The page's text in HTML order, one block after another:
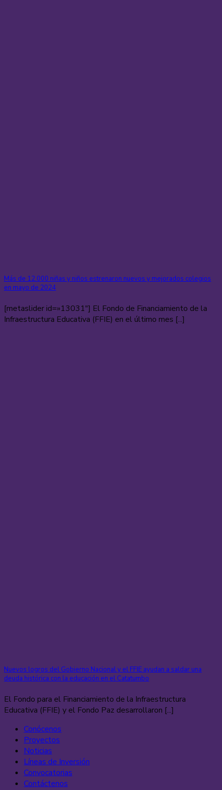
Más de 12.000 niñas y niños estrenaron nuevos y mejorados colegios
en mayo de 2024
[metaslider id=»13031″] El Fondo de Financiamiento de la
Infraestructura Educativa (FFIE) en el último mes [...]
Nuevos logros del Gobierno Nacional y el FFIE ayudan a saldar una
deuda histórica con la educación en el Catatumbo
El Fondo para el Financiamiento de la Infraestructura
Educativa (FFIE) y el Fondo Paz desarrollaron [...]
Conócenos
Proyectos
Noticias
Líneas de Inversión
Convocatorias
Contáctenos